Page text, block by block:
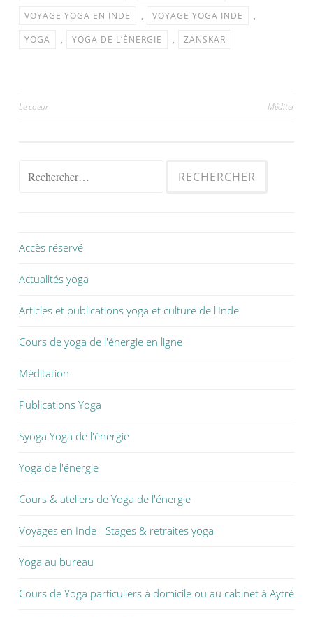
VOYAGE YOGA EN INDE , VOYAGE YOGA INDE
,
YOGA
, YOGA DE L’ÉNERGIE , ZANSKAR
Le coeur Méditer
Accès réservé
Actualités yoga
Articles et publications yoga et culture de l'Inde
Cours de yoga de l'énergie en ligne
Méditation
Publications Yoga
Syoga Yoga de l'énergie
Yoga de l'énergie
Cours & ateliers de Yoga de l'énergie
Voyages en Inde - Stages & retraites yoga
Yoga au bureau
Cours de Yoga particuliers à domicile ou au cabinet à Aytré